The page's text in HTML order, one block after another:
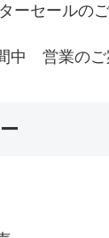
ーセールの
中 営業のご